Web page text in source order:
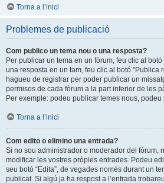
Torna a l’inici
Problemes de publicació
Com publico un tema nou o una resposta?
Per publicar un tema en un fòrum, feu clic al
una resposta en un tam, feu clic al botó "Publica
hagueu de registrar per poder publicar un
permisos de cada fòrum a la part inferior de les
Per exemple: podeu publicar temes nous,
Torna a l’inici
Com edito o elimino una entrada?
Si no sou administrador o moderador del fòrum,
modificar les vostres pròpies entrades. Podeu
seu botó “Edita”, de vegades només durant un
publicat. Si algú ja ha respost a l’entrada